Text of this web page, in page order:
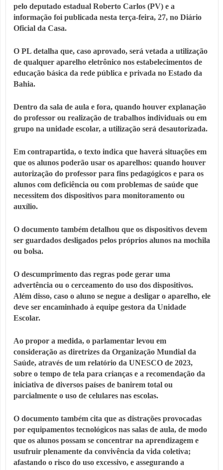
pelo deputado estadual Roberto Carlos (PV) e a
informação foi publicada nesta terça-feira, 27, no Diário
Oficial da Casa.
O PL detalha que, caso aprovado, será vetada a utilização
de qualquer aparelho eletrônico nos estabelecimentos de
educação básica da rede pública e privada no Estado da
Bahia.
Dentro da sala de aula e fora, quando houver explanação
do professor ou realização de trabalhos individuais ou em
grupo na unidade escolar, a utilização será desautorizada.
Em contrapartida, o texto indica que haverá situações em
que os alunos poderão usar os aparelhos: quando houver
autorização do professor para fins pedagógicos e para os
alunos com deficiência ou com problemas de saúde que
necessitem dos dispositivos para monitoramento ou
auxílio.
O documento também detalhou que os dispositivos devem
ser guardados desligados pelos próprios alunos na mochila
ou bolsa.
O descumprimento das regras pode gerar uma
advertência ou o cerceamento do uso dos dispositivos.
Além disso, caso o aluno se negue a desligar o aparelho, ele
deve ser encaminhado à equipe gestora da Unidade
Escolar.
Ao propor a medida, o parlamentar levou em
consideração as diretrizes da Organização Mundial da
Saúde, através de um relatório da UNESCO de 2023,
sobre o tempo de tela para crianças e a recomendação da
iniciativa de diversos países de banirem total ou
parcialmente o uso de celulares nas escolas.
O documento também cita que as distrações provocadas
por equipamentos tecnológicos nas salas de aula, de modo
que os alunos possam se concentrar na aprendizagem e
usufruir plenamente da convivência da vida coletiva;
afastando o risco do uso excessivo, e assegurando a